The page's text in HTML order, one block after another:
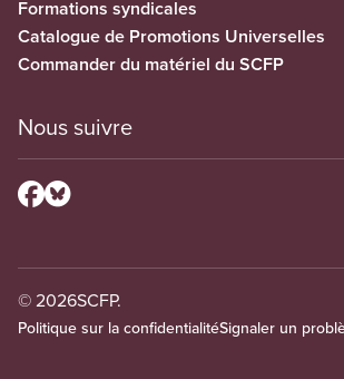
Formations syndicales
Catalogue de Promotions Universelles
Commander du matériel du SCFP
Nous suivre
© 2026SCFP.
Politique sur la confidentialitéSignaler un